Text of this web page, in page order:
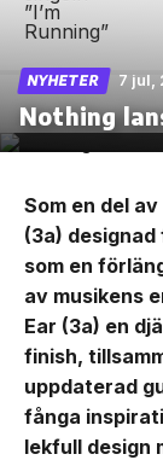
NYHETER 7 jul,
Nothing
Som en del
(3a)
som en
av musikens
Ear (3a) en
finish,
uppdaterad
fånga
lekfull design